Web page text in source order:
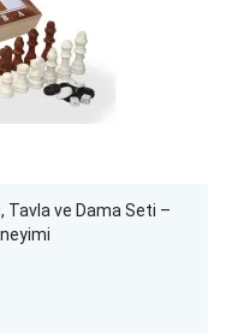
Tavla ve Dama Seti –